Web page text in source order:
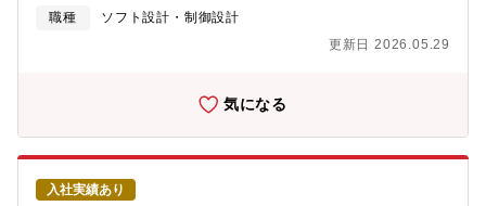
スもあり 『設計＋生産技術のハイブリッド職』◆汎用性の高
PLC（三菱・キーエンス・オムロン等）・制御盤設計・配線設
る安定領域（タイガーチヨダの生産設備は建設、材料分野に直
結）・インフラ、建設資材製造に関与・景気の影響を受けにくい
領域・長期需要のある設備産業ーーーーーーーーーーーーーーー
ーーーーーーーー①「工場の生産性そのものを設計する仕事」
②「止まらない自動化ラインを作る仕事」③「現場と一体で改善
し続ける仕事」
職種
ソフト設計・制御設計
更新日 2026.05.29
気になる
入社実績あり